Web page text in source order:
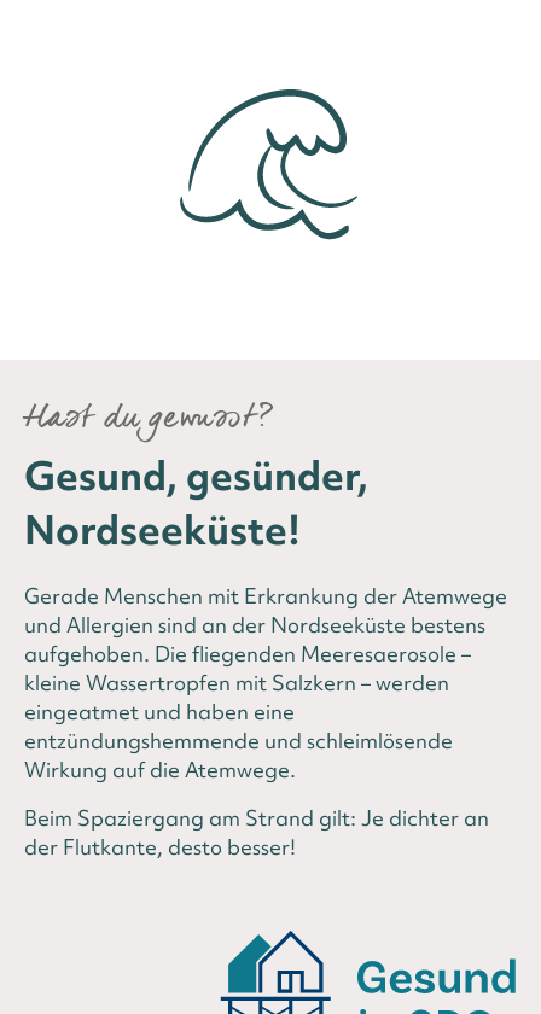
Hast du gewusst?
Gesund, gesünder,
Nordseeküste!
Gerade Menschen mit Erkrankung der Atemwege
und Allergien sind an der Nordseeküste bestens
aufgehoben. Die fliegenden Meeresaerosole –
kleine Wassertropfen mit Salzkern – werden
eingeatmet und haben eine
entzündungshemmende und schleimlösende
Wirkung auf die Atemwege.
Beim Spaziergang am Strand gilt: Je dichter an
der Flutkante, desto besser!